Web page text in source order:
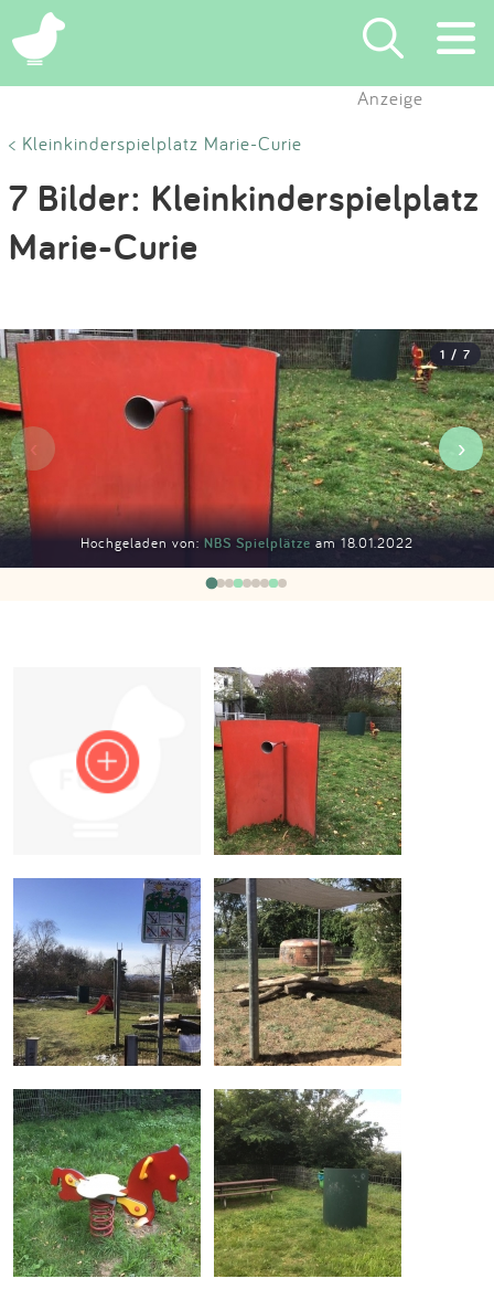
×
Suchen
Eintragen
Blog
Partner
Kontakt
Impressum
Anmelden
Anzeige
< Kleinkinderspielplatz Marie-Curie
7 Bilder: Kleinkinderspielplatz
Marie-Curie
Hochgeladen von:NBS Spielplätze am 18.01.2022
1 / 7
‹ ›